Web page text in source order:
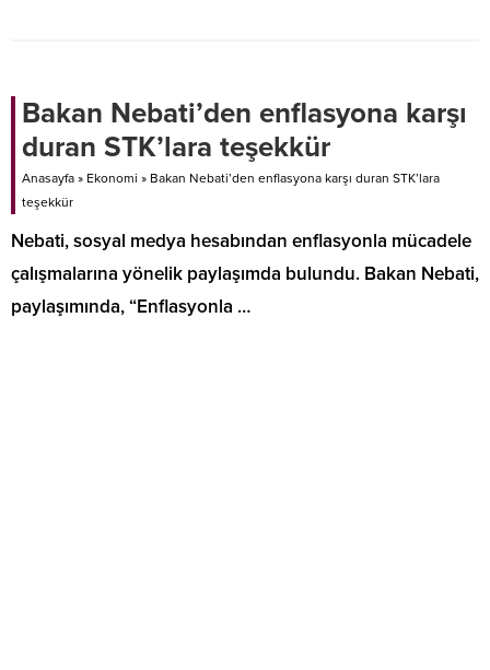
belirtti.
Bakan Nebati’den enflasyona karşı
duran STK’lara teşekkür
Anasayfa » Ekonomi » Bakan Nebati’den enflasyona karşı duran STK’lara
teşekkür
Nebati, sosyal medya hesabından enflasyonla mücadele
çalışmalarına yönelik paylaşımda bulundu. Bakan Nebati,
paylaşımında, “Enflasyonla …